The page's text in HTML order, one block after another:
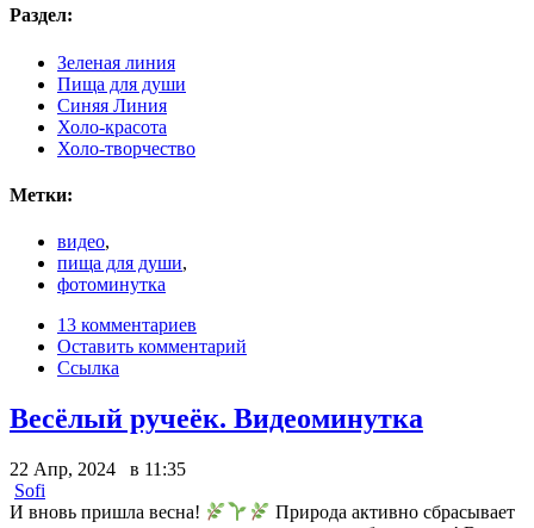
Раздел:
Зеленая линия
Пища для души
Синяя Линия
Холо-красота
Холо-творчество
Метки:
видео,
пища для души,
фотоминутка
13 комментариев
Оставить комментарий
Ссылка
Весёлый ручеёк. Видеоминутка
22 Апр, 2024 в 11:35
Sofi
И вновь пришла весна!
Природа активно сбрасывает